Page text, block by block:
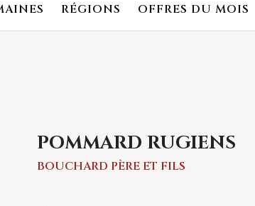
RÉGIONS OFFRES DU MOIS
POMMARD RUGIENS
BOUCHARD PÈRE ET FILS